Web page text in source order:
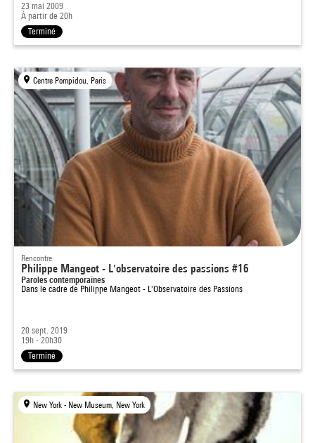
23 mai 2009
À partir de 20h
Terminé
Centre Pompidou, Paris
Rencontre
Philippe Mangeot - L'observatoire des passions #16
Paroles contemporaines
Dans le cadre de Philippe Mangeot - L'Observatoire des Passions
20 sept. 2019
19h - 20h30
Terminé
New York - New Museum, New York